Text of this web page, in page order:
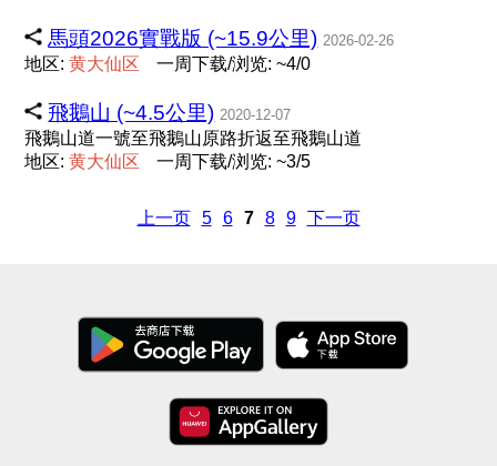
馬頭2026實戰版 (~15.9公里) 2026-02-26
地区:黄大仙区 一周下载/浏览: ~4/0
飛鵝山 (~4.5公里) 2020-12-07
飛鵝山道一號至飛鵝山原路折返至飛鵝山道
地区:黄大仙区 一周下载/浏览: ~3/5
上一页 5 6 7 8 9 下一页